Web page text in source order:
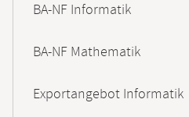
BA-NF Informatik
BA-NF Mathematik
Exportangebot Informatik